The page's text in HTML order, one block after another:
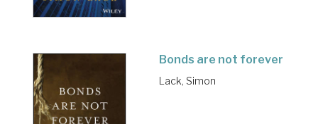
Bonds are not forever
Lack, Simon